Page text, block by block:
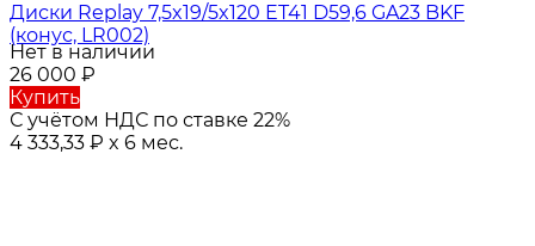
Диски Replay 7,5x19/5x120 ET41 D59,6 GA23 BKF
(конус, LR002)
Нет в наличии
26 000 ₽
Купить
С учётом НДС по ставке 22%
4 333,33 ₽ x 6 мес.